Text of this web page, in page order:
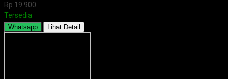
Rp 19.900
Tersedia
Whatsapp Lihat Detail